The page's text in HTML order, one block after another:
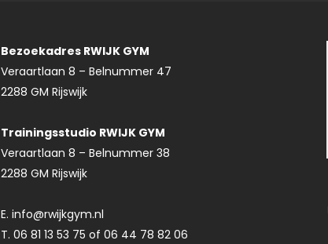
Bezoekadres RWIJK GYM
Veraartlaan 8 – Belnummer 47
2288 GM Rijswijk
Trainingsstudio RWIJK GYM
Veraartlaan 8 – Belnummer 38
2288 GM Rijswijk
E. info@rwijkgym.nl
T. 06 81 13 53 75 of 06 44 78 82 06